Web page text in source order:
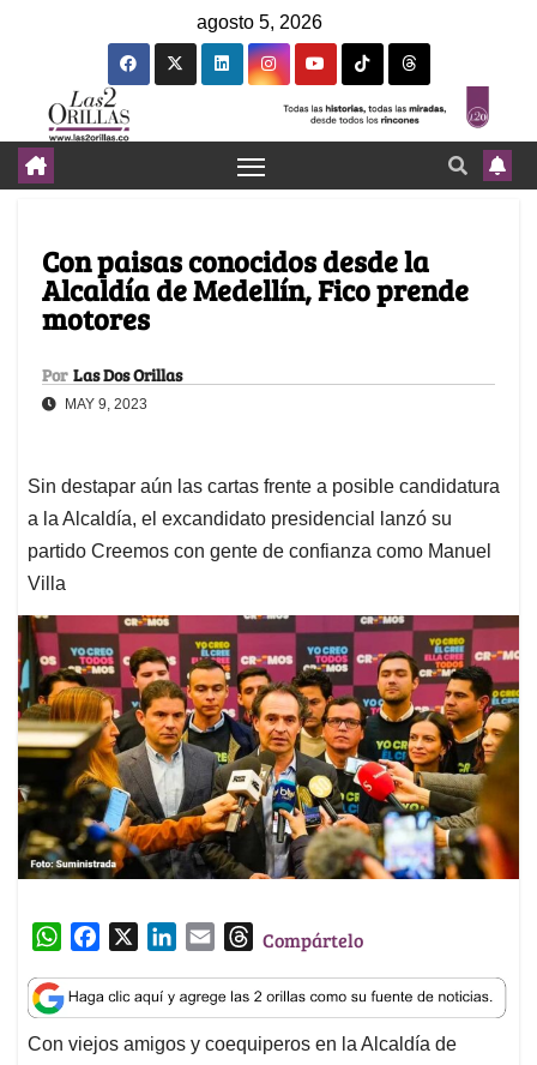
agosto 5, 2026
Con paisas conocidos desde la
Alcaldía de Medellín, Fico prende
motores
Por Las Dos Orillas
MAY 9, 2023
Sin destapar aún las cartas frente a posible candidatura
a la Alcaldía, el excandidato presidencial lanzó su
partido Creemos con gente de confianza como Manuel
Villa
W
a
t
s
c
e
b
n
k
e
a
i
l
T
r
e
a
Compártelo
Con viejos amigos y coequiperos en la Alcaldía de